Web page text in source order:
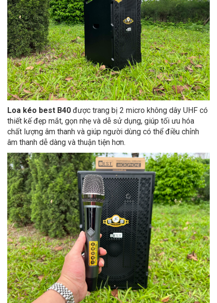
Loa kéo best B40 được trang bị 2 micro không dây UHF có
thiết kế đẹp mắt, gọn nhẹ và dễ sử dụng, giúp tối ưu hóa
chất lượng âm thanh và giúp người dùng có thể điều chỉnh
âm thanh dễ dàng và thuận tiện hơn.